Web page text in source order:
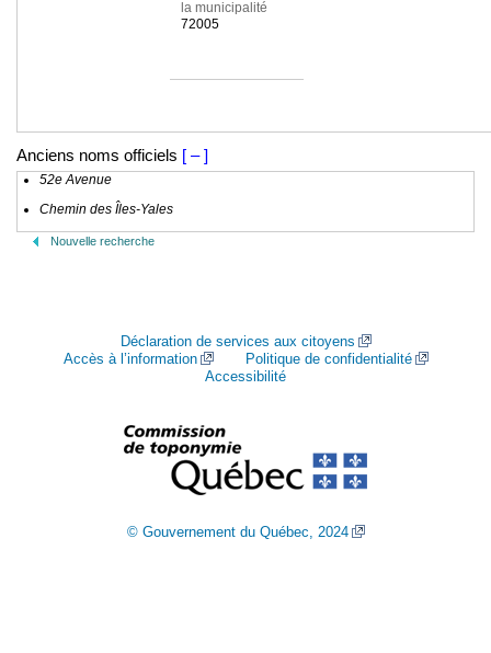
la municipalité
72005
Anciens noms officiels [ – ]
52e Avenue
Chemin des Îles-Yales
Nouvelle recherche
Déclaration de services aux citoyens
Accès à l’information
Politique de confidentialité
Accessibilité
© Gouvernement du Québec, 2024